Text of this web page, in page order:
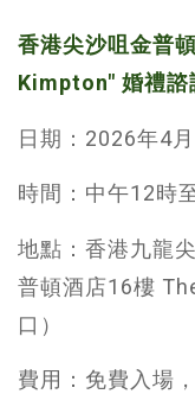
香港尖沙咀金普
Kimpton" 婚禮諮
日期：2026年4
時間：中午12時
地點：香港九龍
普頓酒店16樓
口）
費用：免費入場